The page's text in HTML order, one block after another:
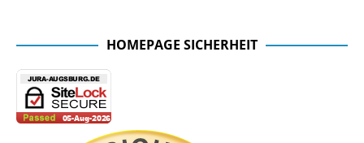
HOMEPAGE SICHERHEIT